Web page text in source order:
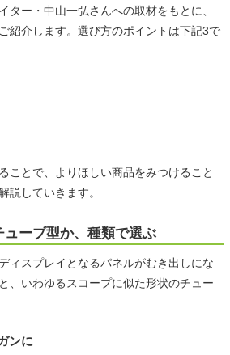
ター・中山一弘さんへの取材をもとに、
紹介します。選び方のポイントは下記3で
ことで、よりほしい商品をみつけること
説していきます。
ューブ型か、種類で選ぶ
ィスプレイとなるパネルがむき出しにな
、いわゆるスコープに似た形状のチュー
ンに